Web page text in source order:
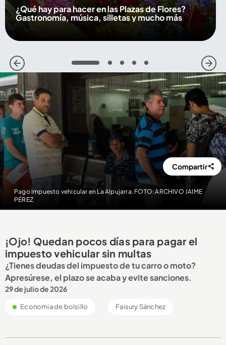
¿Qué hay para hacer en las Plazas de Flores?
Gastronomía, música, silletas y mucho más
1 2 3 4 5
Pago impuesto vehicular en La Alpujarra. FOTO: ARCHIVO JAIME
PÉREZ
Compartir
¡Ojo! Quedan pocos días para pagar el
impuesto vehicular sin multas
¿Tienes deudas del impuesto de tu carro o moto?
Apresúrese, el plazo se acaba y evite sanciones.
29 de julio de 2026
Economia de bolsillo Faisury Sánchez